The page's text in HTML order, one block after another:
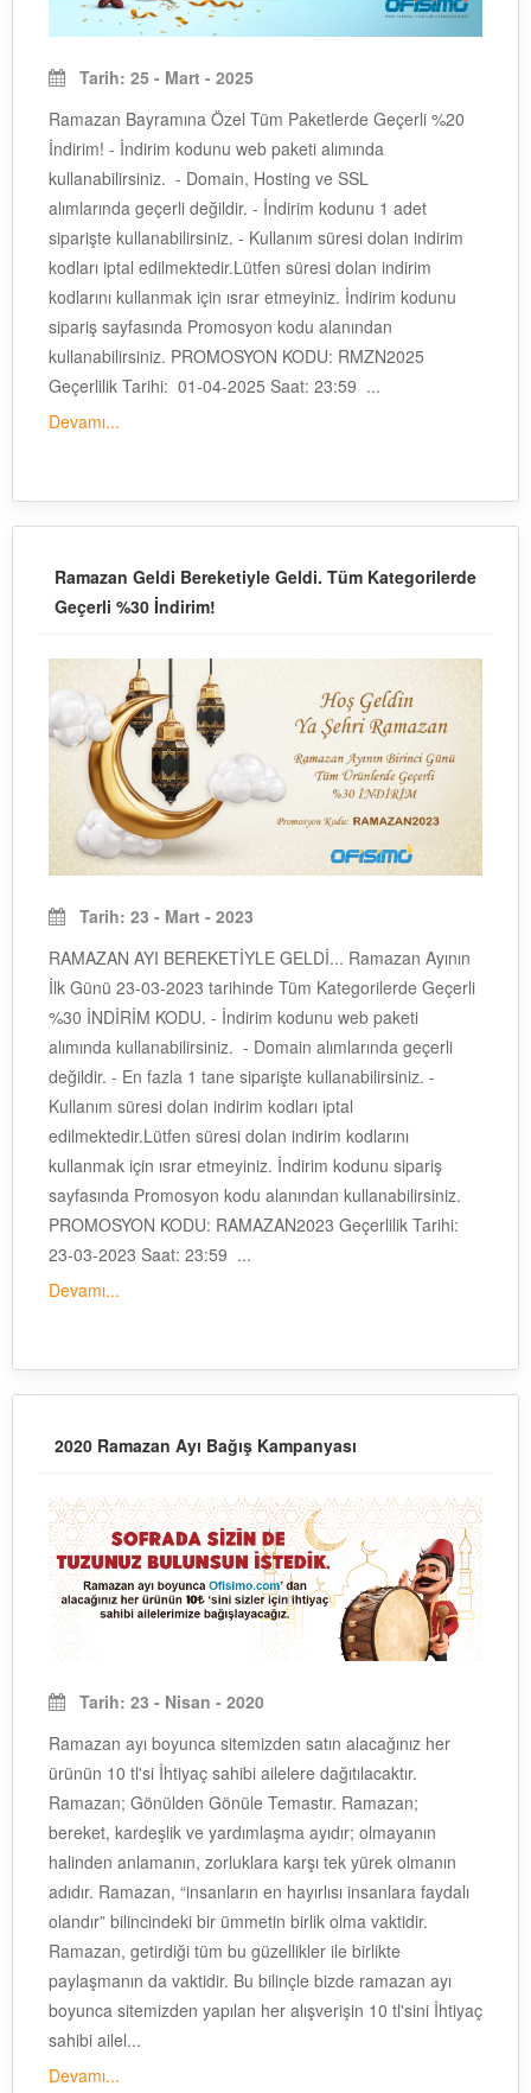
Tarih: 25 - Mart - 2025
Ramazan Bayramına Özel Tüm Paketlerde Geçerli %20
İndirim! - İndirim kodunu web paketi alımında
kullanabilirsiniz. - Domain, Hosting ve SSL
alımlarında geçerli değildir. - İndirim kodunu 1 adet
siparişte kullanabilirsiniz. - Kullanım süresi dolan indirim
kodları iptal edilmektedir.Lütfen süresi dolan indirim
kodlarını kullanmak için ısrar etmeyiniz. İndirim kodunu
sipariş sayfasında Promosyon kodu alanından
kullanabilirsiniz. PROMOSYON KODU: RMZN2025
Geçerlilik Tarihi: 01-04-2025 Saat: 23:59 ...
Devamı...
Ramazan Geldi Bereketiyle Geldi. Tüm Kategorilerde
Geçerli %30 İndirim!
Tarih: 23 - Mart - 2023
RAMAZAN AYI BEREKETİYLE GELDİ... Ramazan Ayının
İlk Günü 23-03-2023 tarihinde Tüm Kategorilerde Geçerli
%30 İNDİRİM KODU. - İndirim kodunu web paketi
alımında kullanabilirsiniz. - Domain alımlarında geçerli
değildir. - En fazla 1 tane siparişte kullanabilirsiniz. -
Kullanım süresi dolan indirim kodları iptal
edilmektedir.Lütfen süresi dolan indirim kodlarını
kullanmak için ısrar etmeyiniz. İndirim kodunu sipariş
sayfasında Promosyon kodu alanından kullanabilirsiniz.
PROMOSYON KODU: RAMAZAN2023 Geçerlilik Tarihi:
23-03-2023 Saat: 23:59 ...
Devamı...
2020 Ramazan Ayı Bağış Kampanyası
Tarih: 23 - Nisan - 2020
Ramazan ayı boyunca sitemizden satın alacağınız her
ürünün 10 tl'si İhtiyaç sahibi ailelere dağıtılacaktır.
Ramazan; Gönülden Gönüle Temastır. Ramazan;
bereket, kardeşlik ve yardımlaşma ayıdır; olmayanın
halinden anlamanın, zorluklara karşı tek yürek olmanın
adıdır. Ramazan, “insanların en hayırlısı insanlara faydalı
olandır” bilincindeki bir ümmetin birlik olma vaktidir.
Ramazan, getirdiği tüm bu güzellikler ile birlikte
paylaşmanın da vaktidir. Bu bilinçle bizde ramazan ayı
boyunca sitemizden yapılan her alışverişin 10 tl'sini İhtiyaç
sahibi ailel...
Devamı...